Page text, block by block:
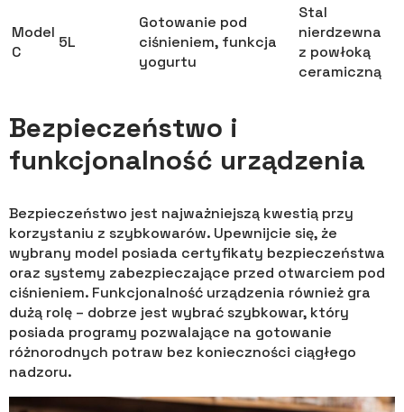
Model
C
5L
Gotowanie pod
ciśnieniem, funkcja
yogurtu
Stal
nierdzewna
z powłoką
ceramiczną
Bezpieczeństwo i
funkcjonalność urządzenia
Bezpieczeństwo jest najważniejszą kwestią przy
korzystaniu z szybkowarów. Upewnijcie się, że
wybrany model posiada certyfikaty bezpieczeństwa
oraz systemy zabezpieczające przed otwarciem pod
ciśnieniem. Funkcjonalność urządzenia również gra
dużą rolę – dobrze jest wybrać szybkowar, który
posiada programy pozwalające na gotowanie
różnorodnych potraw bez konieczności ciągłego
nadzoru.